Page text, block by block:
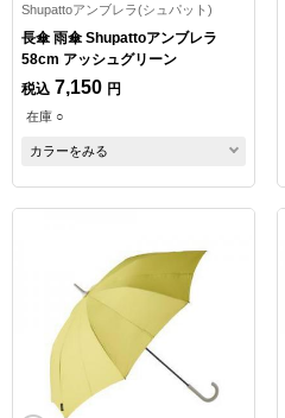
Shupattoアンブレラ(シュパット)
長傘 雨傘 Shupattoアンブレラ
58cm アッシュグリーン
税込 7,150 円
在庫 ○
カラーをみる